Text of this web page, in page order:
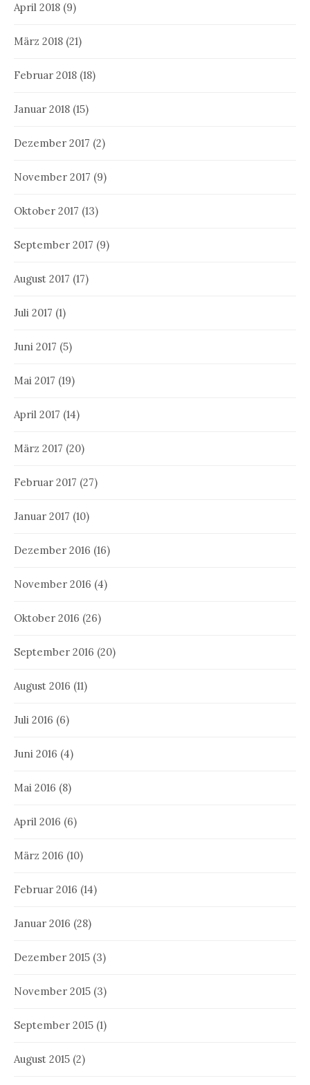
April 2018 (9)
März 2018 (21)
Februar 2018 (18)
Januar 2018 (15)
Dezember 2017 (2)
November 2017 (9)
Oktober 2017 (13)
September 2017 (9)
August 2017 (17)
Juli 2017 (1)
Juni 2017 (5)
Mai 2017 (19)
April 2017 (14)
März 2017 (20)
Februar 2017 (27)
Januar 2017 (10)
Dezember 2016 (16)
November 2016 (4)
Oktober 2016 (26)
September 2016 (20)
August 2016 (11)
Juli 2016 (6)
Juni 2016 (4)
Mai 2016 (8)
April 2016 (6)
März 2016 (10)
Februar 2016 (14)
Januar 2016 (28)
Dezember 2015 (3)
November 2015 (3)
September 2015 (1)
August 2015 (2)